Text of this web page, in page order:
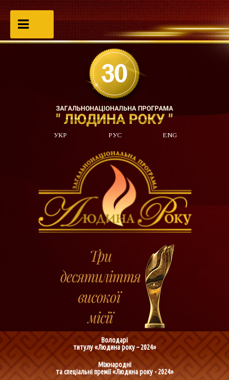
УКР РУС ENG
Володарі
титулу «Людина року – 2024»
Міжнародні
та спеціальні премії «Людина року - 2024»